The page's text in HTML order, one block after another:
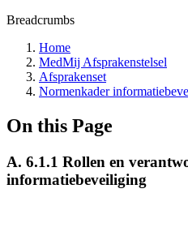
Breadcrumbs
Home
MedMij Afsprakenstelsel
Afsprakenset
Normenkader
On this Page
A. 6.1.1 Rollen en
informatiebeveiliging